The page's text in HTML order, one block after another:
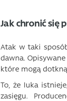
Jak chronić się
Atak w taki
dawna.
które mogą
To, że luka
zasięgu.